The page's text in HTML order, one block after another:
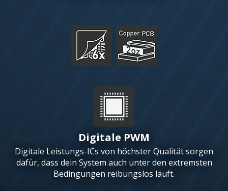
Digitale PWM
Digitale Leistungs-ICs von höchster Qualität sorgen
dafür, dass dein System auch unter den extremsten
Bedingungen reibungslos läuft.